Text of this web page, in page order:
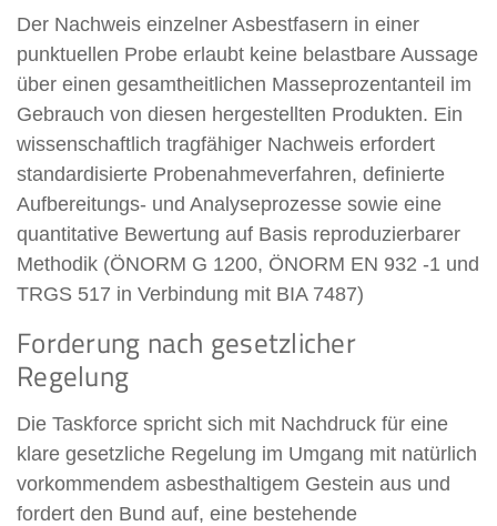
Der Nachweis einzelner Asbestfasern in einer
punktuellen Probe erlaubt keine belastbare Aussage
über einen gesamtheitlichen Masseprozentanteil im
Gebrauch von diesen hergestellten Produkten. Ein
wissenschaftlich tragfähiger Nachweis erfordert
standardisierte Probenahmeverfahren, definierte
Aufbereitungs- und Analyseprozesse sowie eine
quantitative Bewertung auf Basis reproduzierbarer
Methodik (ÖNORM G 1200, ÖNORM EN 932 -1 und
TRGS 517 in Verbindung mit BIA 7487)
Forderung nach gesetzlicher
Regelung
Die Taskforce spricht sich mit Nachdruck für eine
klare gesetzliche Regelung im Umgang mit natürlich
vorkommendem asbesthaltigem Gestein aus und
fordert den Bund auf, eine bestehende